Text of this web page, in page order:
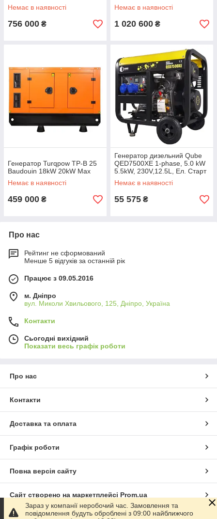
Немає в наявності
756 000 ₴
Немає в наявності
1 020 600 ₴
Генератор Turqpow TP-B 25
Baudouin 18kW 20kW Max
Немає в наявності
459 000 ₴
Генератор дизельний Qube
QED7500XE 1-phase, 5.0 kW
5.5kW, 230V,12.5L, Ел. Cтарт
Немає в наявності
55 575 ₴
Про нас
Рейтинг не сформований
Менше 5 відгуків за останній рік
Працює з 09.05.2016
м. Дніпро
вул. Миколи Хвильового, 125, Дніпро, Україна
Контакти
Сьогодні вихідний
Показати весь графік роботи
Про нас
Контакти
Доставка та оплата
Графік роботи
Повна версія сайту
Сайт створено на маркетплейсі Prom.ua
Зараз у компанії неробочий час. Замовлення та
повідомлення будуть оброблені з 09:00 найближчого